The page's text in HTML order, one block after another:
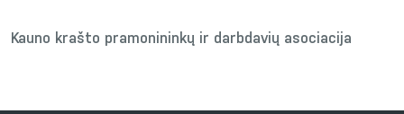
Kauno krašto pramonininkų ir darbdavių asociacija